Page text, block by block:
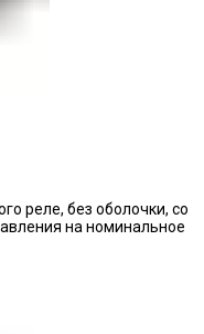
реле, без оболочки, со
на номинальное